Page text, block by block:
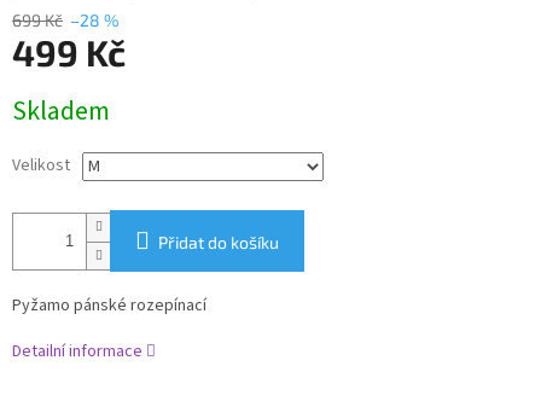
699 Kč –28 %
499 Kč
cena:
Skladem
Velikost
Přidat do košíku
Pyžamo pánské rozepínací
Detailní informace